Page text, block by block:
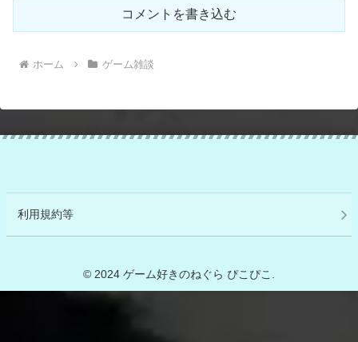
コメントを書き込む
ホーム ゲーム雑談
利用規約等
© 2024 ゲーム好きのねぐら ぴこぴこ.